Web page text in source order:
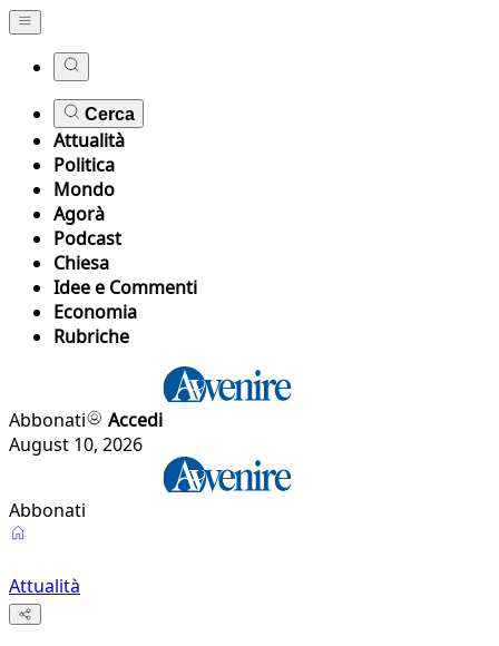
Cerca
Attualità
Politica
Mondo
Agorà
Podcast
Chiesa
Idee e Commenti
Economia
Rubriche
Abbonati
Accedi
August 10, 2026
Abbonati
Attualità